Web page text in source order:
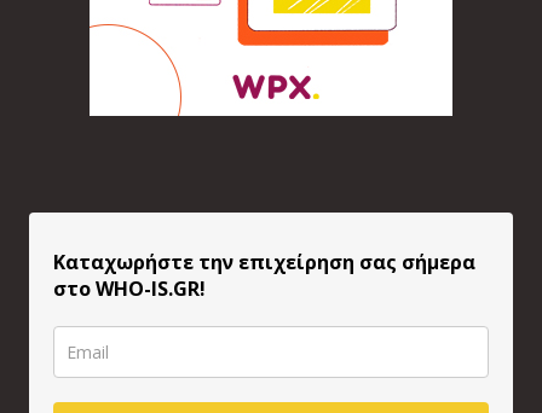
Καταχωρήστε την επιχείρηση σας σήμερα
στο WHO-IS.GR!